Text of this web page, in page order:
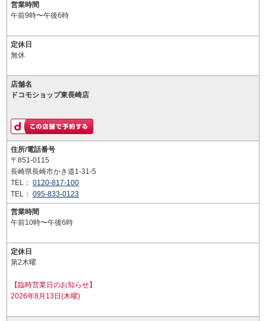
営業時間
午前9時〜午後6時
定休日
無休
店舗名
ドコモショップ東長崎店
住所/電話番号
〒851-0115
長崎県長崎市かき道1-31-5
TEL： 0120-817-100
TEL： 095-833-0123
営業時間
午前10時〜午後6時
定休日
第2木曜
【臨時営業日のお知らせ】
2026年8月13日(木曜)